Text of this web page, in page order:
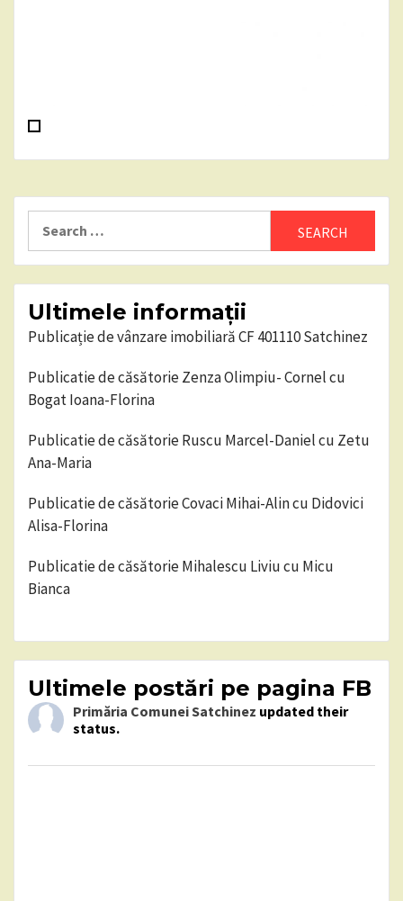
Ultimele informații
Publicație de vânzare imobiliară CF 401110 Satchinez
Publicatie de căsătorie Zenza Olimpiu- Cornel cu
Bogat Ioana-Florina
Publicatie de căsătorie Ruscu Marcel-Daniel cu Zetu
Ana-Maria
Publicatie de căsătorie Covaci Mihai-Alin cu Didovici
Alisa-Florina
Publicatie de căsătorie Mihalescu Liviu cu Micu
Bianca
Ultimele postări pe pagina FB
Primăria Comunei Satchinez updated their
status.